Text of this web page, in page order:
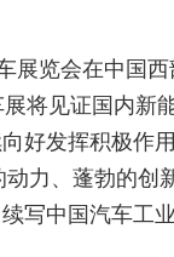
展览会在中国
将见证国内新
好发挥积极作
力、蓬勃的创
写中国汽车工